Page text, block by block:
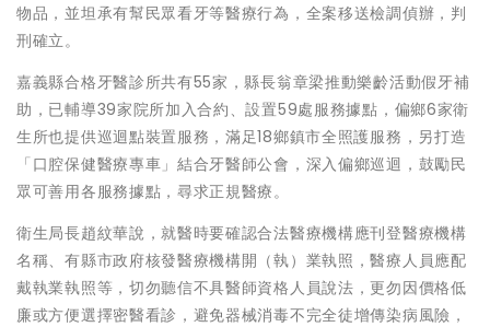
物品，並坦承有幫民眾看牙等醫療行為，全案移送檢調偵辦，判
刑確立。
嘉義縣合格牙醫診所共有55家，縣長翁章梁推動樂齡活動假牙補
助，已輔導39家院所加入合約、設置59處服務據點，偏鄉6家衛
生所也提供巡迴點裝置服務，滿足18鄉鎮市全照護服務，另打造
「口腔保健醫療專車」結合牙醫師公會，深入偏鄉巡迴，鼓勵民
眾可善用各服務據點，尋求正規醫療。
衛生局長趙紋華說，就醫時要確認合法醫療機構應刊登醫療機構
名稱、有縣市政府核發醫療機構開（執）業執照，醫療人員應配
戴執業執照等，切勿聽信不具醫師資格人員說法，更勿因價格低
廉或方便選擇密醫看診，避免器械消毒不完全徒增傳染病風險，